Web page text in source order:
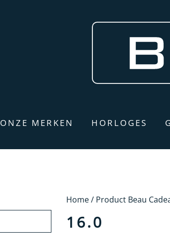
ONZE MERKEN HORLOGES
Home/ Product Beau
16.0